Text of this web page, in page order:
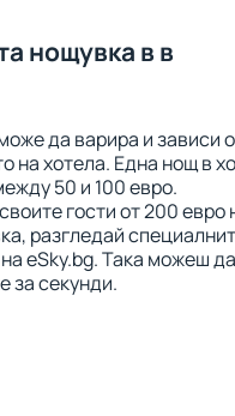
нощувка в в
да варира и зависи
на хотела. Една нощ в
50 и 100 евро.
гости от 200 евро
разгледай
eSky.bg. Така можеш да
за секунди.